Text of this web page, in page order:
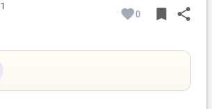
0 bookmark share